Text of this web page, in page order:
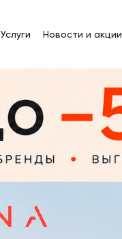
Услуги Новости и акции